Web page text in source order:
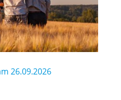
26.09.2026